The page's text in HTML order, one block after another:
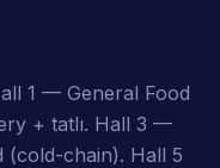
1 — General Food
+ tatlı. Hall 3 —
chain). Hall 5